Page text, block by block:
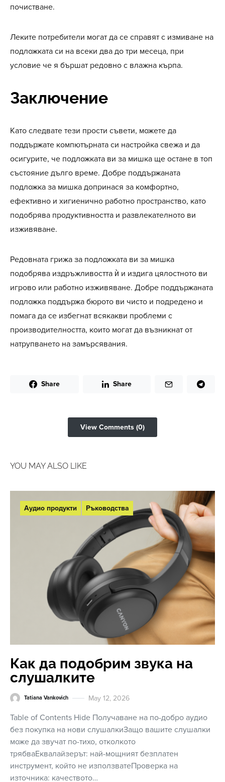
почистване.
Леките потребители могат да се справят с измиване на
подложката си на всеки два до три месеца, при
условие че я бършат редовно с влажна кърпа.
Заключение
Като следвате тези прости съвети, можете да
поддържате компютърната си настройка свежа и да
осигурите, че подложката ви за мишка ще остане в топ
състояние дълго време. Добре поддържаната
подложка за мишка допринася за комфортно,
ефективно и хигиенично работно пространство, като
подобрява продуктивността и развлекателното ви
изживяване.
Редовната грижа за подложката ви за мишка
подобрява издръжливостта ѝ и издига цялостното ви
игрово или работно изживяване. Добре поддържаната
подложка поддържа бюрото ви чисто и подредено и
помага да се избегнат всякакви проблеми с
производителността, които могат да възникнат от
натрупването на замърсявания.
Share Share
View Comments (0)
YOU MAY ALSO LIKE
Аудио продукти Ръководства
Как да подобрим звука на
слушалките
Tatiana Vankovich May 12, 2026
Table of Contents Hide Получаване на по-добро аудио
без покупка на нови слушалкиЗащо вашите слушалки
може да звучат по-тихо, отколкото
трябваЕквалайзерът: най-мощният безплатен
инструмент, който не използватеПроверка на
източника: качеството…